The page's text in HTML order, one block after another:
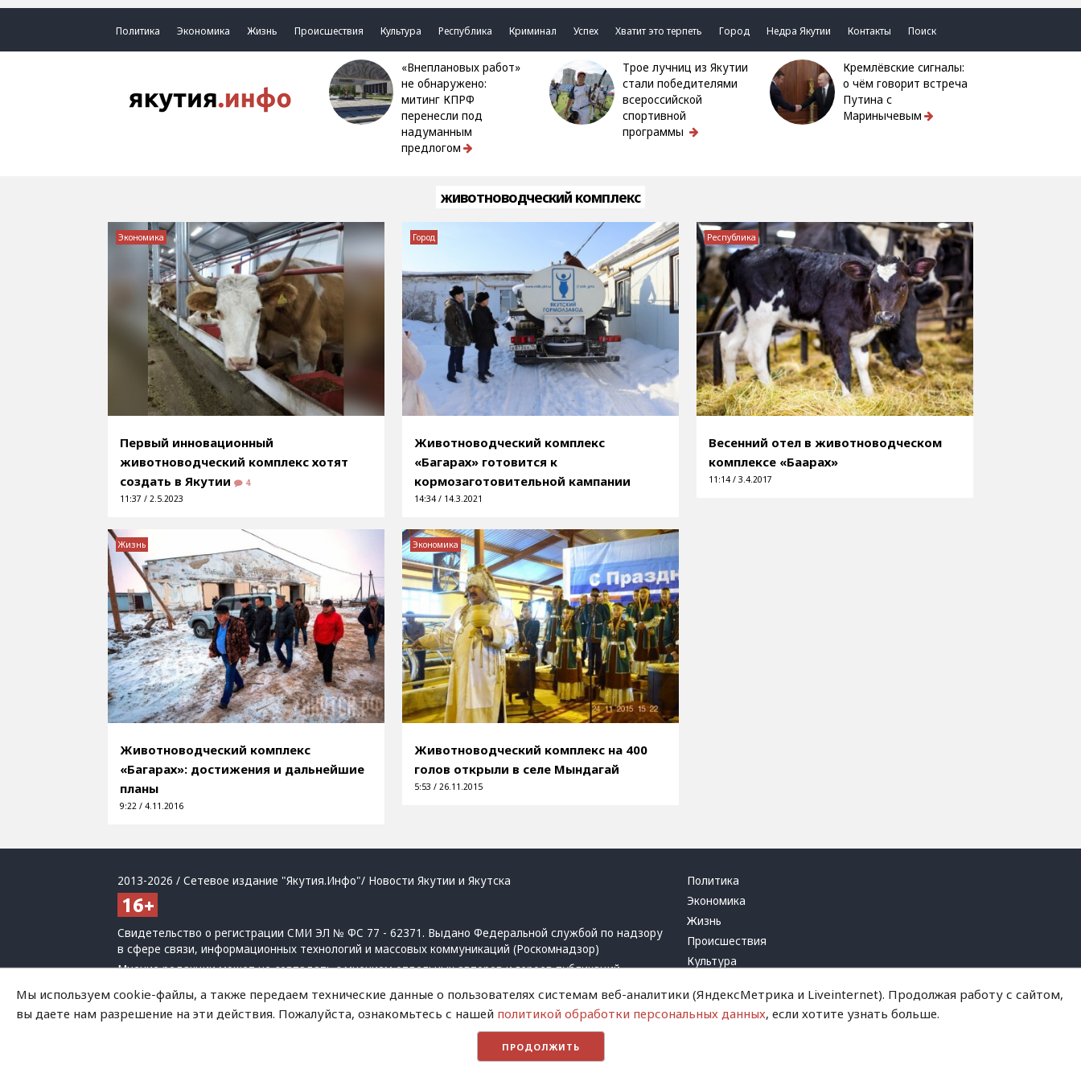
Политика Экономика Жизнь Происшествия Культура Республика Криминал Успех Хватит это терпеть Город Недра Якутии Контакты Поиск
«Внеплановых работ»
не обнаружено:
митинг КПРФ
перенесли под
надуманным
предлогом
Трое лучниц из Якутии
стали победителями
всероссийской
спортивной
программы
Кремлёвские сигналы:
о чём говорит встреча
Путина с
Маринычевым
животноводческий комплекс
Первый инновационный
животноводческий комплекс хотят
создать в Якутии
4
11:37 / 2.5.2023
Экономика
Животноводческий комплекс
«Багарах» готовится к
кормозаготовительной кампании
14:34 / 14.3.2021
Город
Весенний отел в животноводческом
комплексе «Баҕарах»
11:14 / 3.4.2017
Республика
Животноводческий комплекс
«Багарах»: достижения и дальнейшие
планы
9:22 / 4.11.2016
Жизнь
Животноводческий комплекс на 400
голов открыли в селе Мындагай
5:53 / 26.11.2015
Экономика
2013-2026 / Сетевое издание "Якутия.Инфо"/ Новости Якутии и Якутска
Свидетельство о регистрации СМИ ЭЛ № ФС 77 - 62371. Выдано Федеральной службой по надзору
в сфере связи, информационных технологий и массовых коммуникаций (Роскомнадзор)
Мнение редакции может не совпадать с мнением отдельных авторов и героев публикаций.
При использовании материалов обязательна активная ссылка на сайт.
Политика обработки персональных данных
запрещенных организаций
Политика
Экономика
Жизнь
Происшествия
Культура
Криминал
Успех
Мы используем cookie-файлы, а также передаем технические данные о пользователях системам веб-аналитики (ЯндексМетрика и Liveinternet). Продолжая работу с сайтом,
вы даете нам разрешение на эти действия. Пожалуйста, ознакомьтесь с нашей политикой обработки персональных данных, если хотите узнать больше.
ПРОДОЛЖИТЬ